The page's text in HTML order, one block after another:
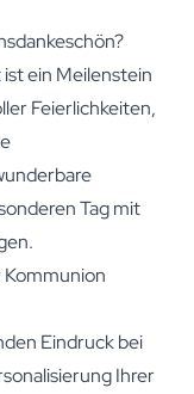
ein Meilenstein
Feierlichkeiten,
Tag mit
Kommunion
Eindruck bei
Ihrer